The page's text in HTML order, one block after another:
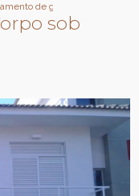
de guarda corpo sob
sob